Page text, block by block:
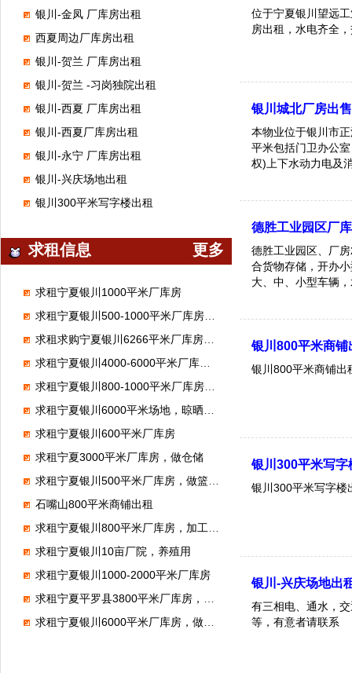
银川-金凤 厂库房出租
西夏周边厂库房出租
银川-贺兰 厂库房出租
银川-贺兰 -习岗独院出租
银川-西夏 厂库房出租
银川-西夏厂库房出租
银川-永宁 厂库房出租
银川-兴庆场地出租
银川300平米写字楼出租
求租信息 更多
求租宁夏银川1000平米厂库房
求租宁夏银川500-1000平米厂库房，做汽修厂
求租求购宁夏银川6266平米厂库房，做体育馆
求租宁夏银川4000-6000平米厂库房，做混泥土制品
求租宁夏银川800-1000平米厂库房，做化工离心泵维修
求租宁夏银川6000平米场地，晾晒饲料
求租宁夏银川600平米厂库房
求租宁夏3000平米厂库房，做仓储
求租宁夏银川500平米厂库房，做篮球馆
石嘴山800平米商铺出租
求租宁夏银川800平米厂库房，加工豆腐
求租宁夏银川10亩厂院，养殖用
求租宁夏银川1000-2000平米厂库房
求租宁夏平罗县3800平米厂库房，做仓储
求租宁夏银川6000平米厂库房，做钢结构
位于宁夏银川望远
房出租，水电齐全
银川城北厂房出
本物业位于银川市
平米包括门卫办公
权)上下水动力电及
德胜工业园区厂
德胜工业园区、厂
合货物存储，开办
大、中、小型车辆
银川800平米商铺
银川800平米商铺出
银川300平米写字
银川300平米写字楼
银川-兴庆场地出
有三相电、通水，
等，有意者请联系